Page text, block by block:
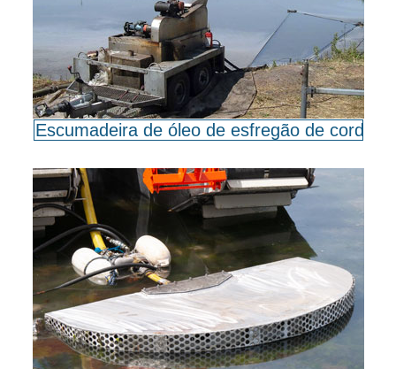
Escumadeira de óleo de esfregão de corda